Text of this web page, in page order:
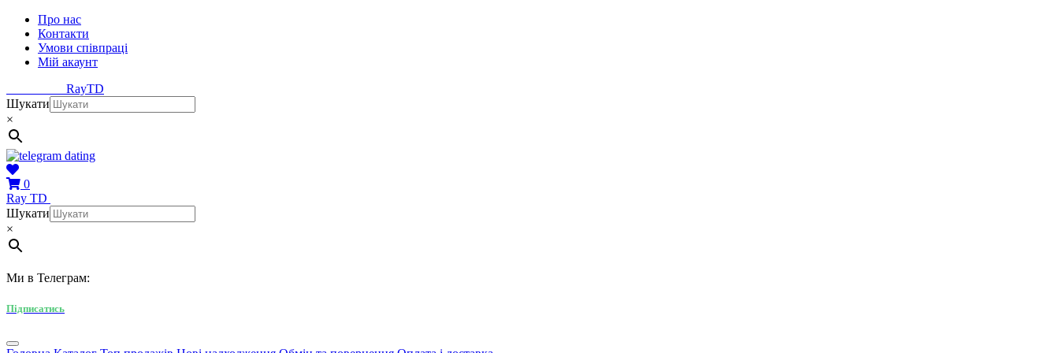
Про нас
Контакти
Умови співпраці
Мій акаунт
RayTD
Шукати
×
0
Ray TD
Шукати
×
Ми в Телеграм:
Підписатись